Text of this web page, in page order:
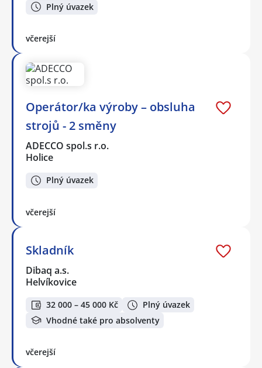
Plný úvazek
včerejší
Operátor/ka výroby – obsluha
strojů - 2 směny
ADECCO spol.s r.o.
Holice
Plný úvazek
včerejší
Skladník
Dibaq a.s.
Helvíkovice
32 000 – 45 000 Kč
Plný úvazek
Vhodné také pro absolventy
včerejší